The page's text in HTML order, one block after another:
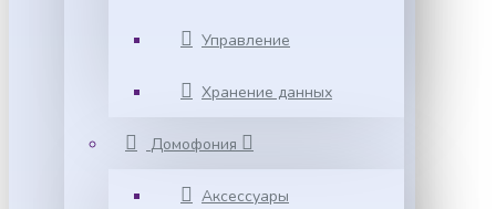
Управление
Хранение данных
Домофония
Аксессуары